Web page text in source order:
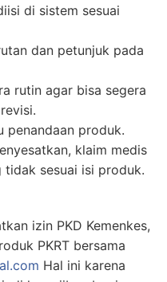
di sistem sesuai
dan petunjuk pada
rutin agar bisa segera
penandaan produk.
klaim medis
tidak sesuai isi produk.
izin PKD Kemenkes,
PKRT bersama
Hal ini karena